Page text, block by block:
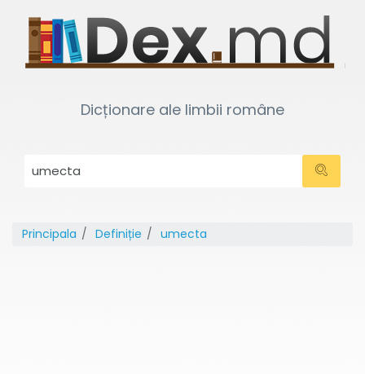
Dicționare ale limbii române
Principala Definiție umecta